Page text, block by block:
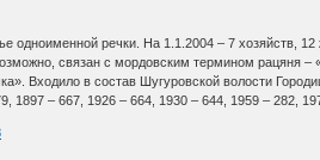
одноименной речки. На 1.1.2004 – 7 хозяйств,
связан с мордовским термином рацяня –
Входило в состав Шугуровской волости
– 667, 1926 – 664, 1930 – 644, 1959 – 282,